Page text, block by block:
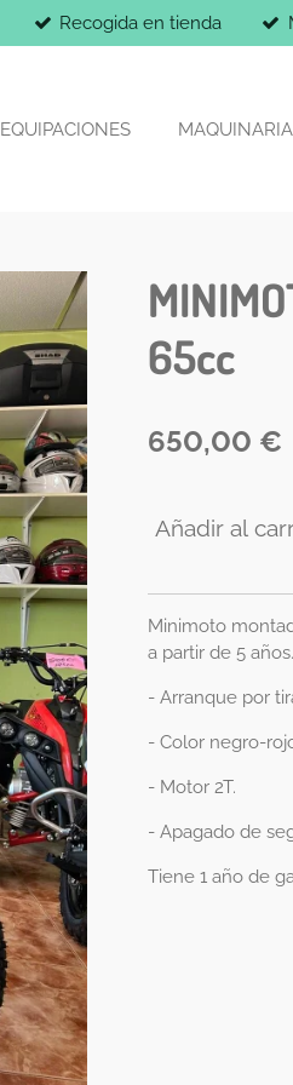
Recogida en tienda
EQUIPACIONES
65cc
650,00 €
Añadir al
Minimoto
a partir de 5
- Arranque por
- Color negro-
- Motor 2T.
- Apagado de
Tiene 1 año de